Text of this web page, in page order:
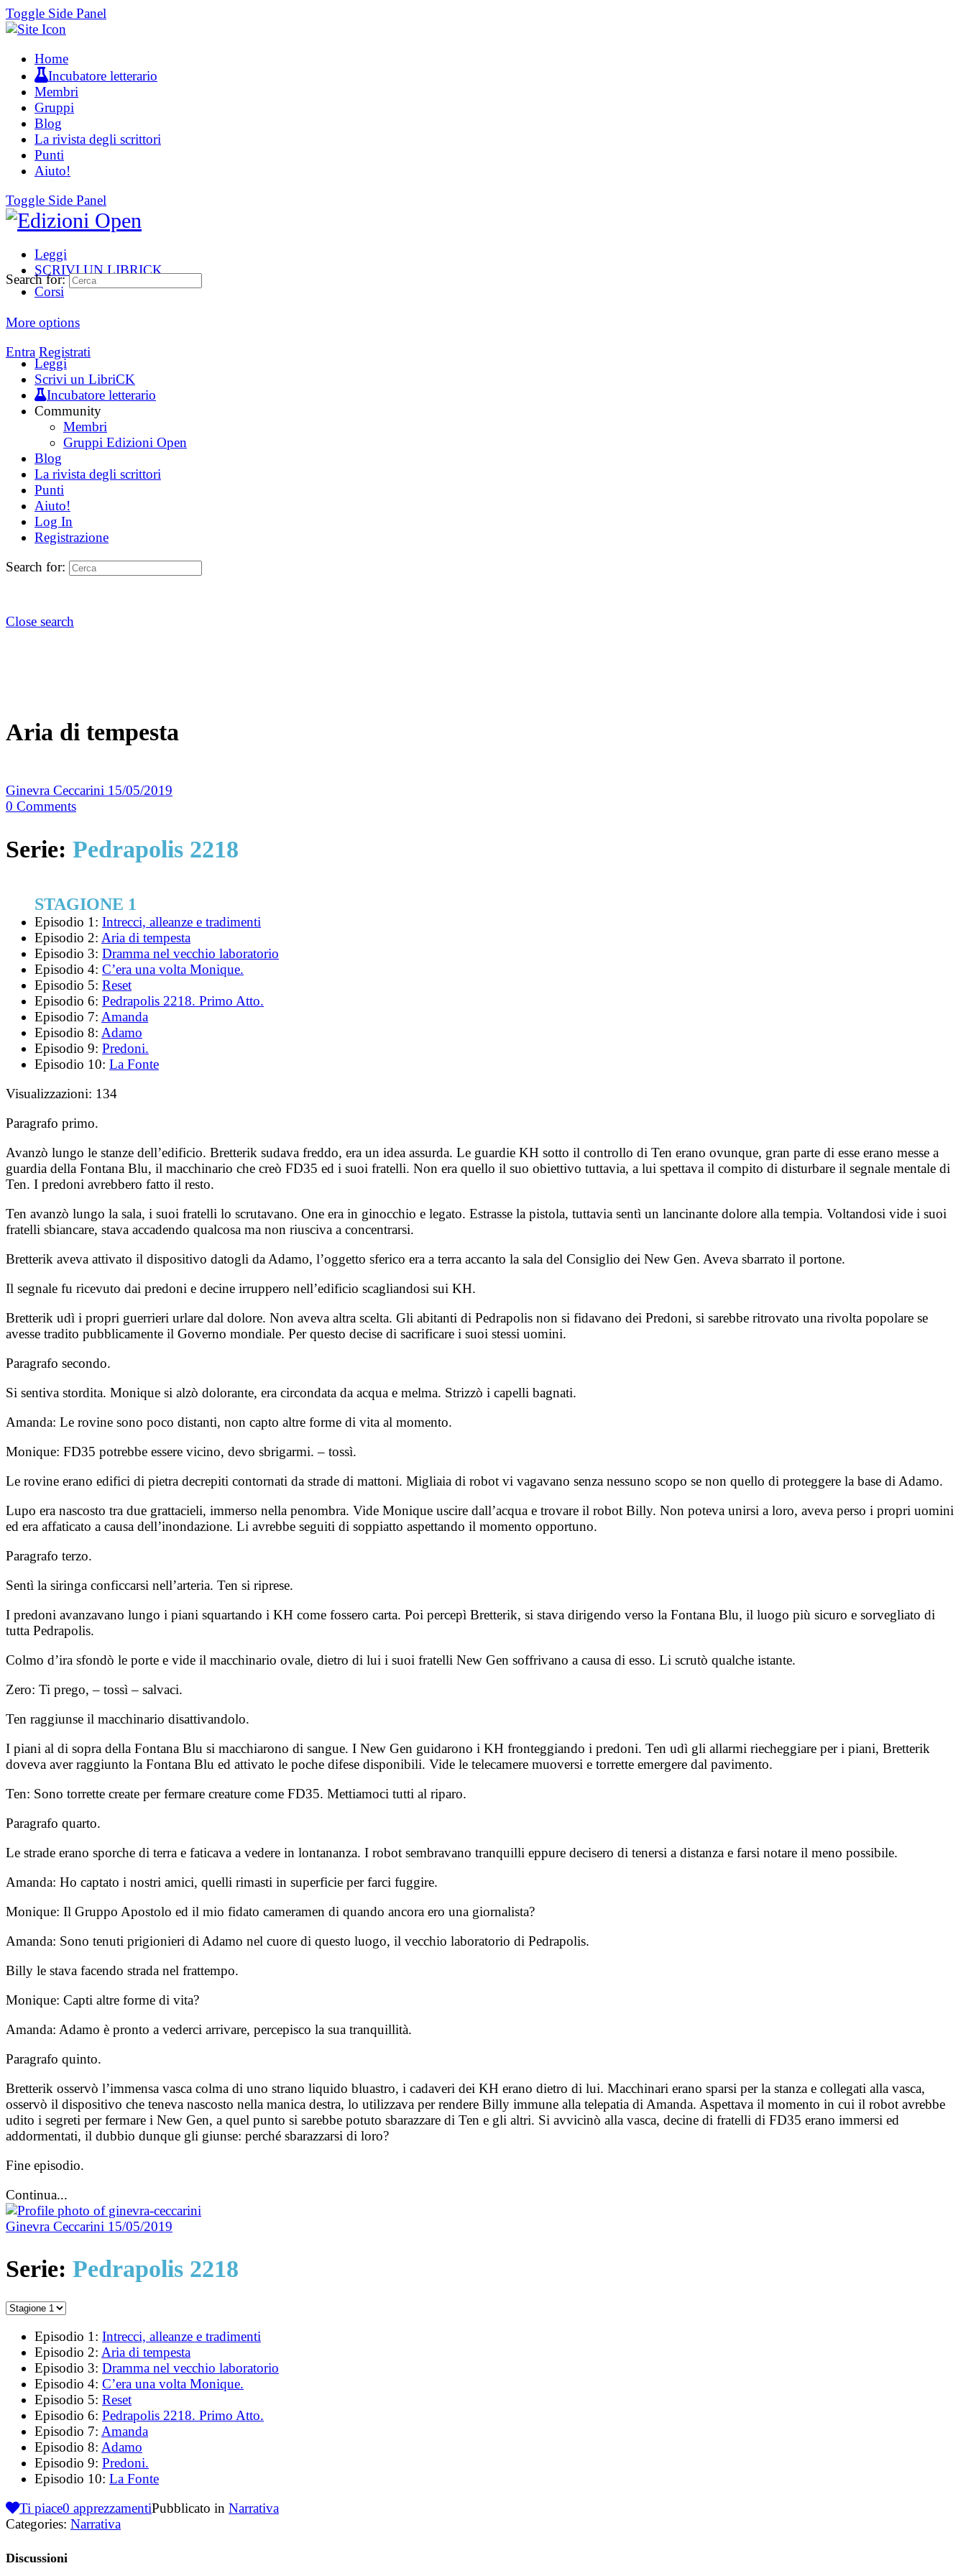
Toggle Side Panel
Home
Incubatore letterario
Membri
Gruppi
Blog
La rivista degli scrittori
Punti
Aiuto!
Toggle Side Panel
Leggi
SCRIVI UN LIBRICK
Corsi
More options
Entra Registrati
Search for:
Leggi
Scrivi un LibriCK
Incubatore letterario
Community
Membri
Gruppi Edizioni Open
Blog
La rivista degli scrittori
Punti
Aiuto!
Log In
Registrazione
Search for:
Close search
Aria di tempesta
Ginevra Ceccarini 15/05/2019
0 Comments
Serie: Pedrapolis 2218
STAGIONE 1
Episodio 1: Intrecci, alleanze e tradimenti
Episodio 2: Aria di tempesta
Episodio 3: Dramma nel vecchio laboratorio
Episodio 4: C’era una volta Monique.
Episodio 5: Reset
Episodio 6: Pedrapolis 2218. Primo Atto.
Episodio 7: Amanda
Episodio 8: Adamo
Episodio 9: Predoni.
Episodio 10: La Fonte
Visualizzazioni: 134
Paragrafo primo.
Avanzò lungo le stanze dell’edificio. Bretterik sudava freddo, era un idea assurda. Le guardie KH sotto il controllo di Ten erano ovunque, gran parte di esse erano messe a
guardia della Fontana Blu, il macchinario che creò FD35 ed i suoi fratelli. Non era quello il suo obiettivo tuttavia, a lui spettava il compito di disturbare il segnale mentale di
Ten. I predoni avrebbero fatto il resto.
Ten avanzò lungo la sala, i suoi fratelli lo scrutavano. One era in ginocchio e legato. Estrasse la pistola, tuttavia sentì un lancinante dolore alla tempia. Voltandosi vide i suoi
fratelli sbiancare, stava accadendo qualcosa ma non riusciva a concentrarsi.
Bretterik aveva attivato il dispositivo datogli da Adamo, l’oggetto sferico era a terra accanto la sala del Consiglio dei New Gen. Aveva sbarrato il portone.
Il segnale fu ricevuto dai predoni e decine irruppero nell’edificio scagliandosi sui KH.
Bretterik udì i propri guerrieri urlare dal dolore. Non aveva altra scelta. Gli abitanti di Pedrapolis non si fidavano dei Predoni, si sarebbe ritrovato una rivolta popolare se
avesse tradito pubblicamente il Governo mondiale. Per questo decise di sacrificare i suoi stessi uomini.
Paragrafo secondo.
Si sentiva stordita. Monique si alzò dolorante, era circondata da acqua e melma. Strizzò i capelli bagnati.
Amanda: Le rovine sono poco distanti, non capto altre forme di vita al momento.
Monique: FD35 potrebbe essere vicino, devo sbrigarmi. – tossì.
Le rovine erano edifici di pietra decrepiti contornati da strade di mattoni. Migliaia di robot vi vagavano senza nessuno scopo se non quello di proteggere la base di Adamo.
Lupo era nascosto tra due grattacieli, immerso nella penombra. Vide Monique uscire dall’acqua e trovare il robot Billy. Non poteva unirsi a loro, aveva perso i propri uomini
ed era affaticato a causa dell’inondazione. Li avrebbe seguiti di soppiatto aspettando il momento opportuno.
Paragrafo terzo.
Sentì la siringa conficcarsi nell’arteria. Ten si riprese.
I predoni avanzavano lungo i piani squartando i KH come fossero carta. Poi percepì Bretterik, si stava dirigendo verso la Fontana Blu, il luogo più sicuro e sorvegliato di
tutta Pedrapolis.
Colmo d’ira sfondò le porte e vide il macchinario ovale, dietro di lui i suoi fratelli New Gen soffrivano a causa di esso. Li scrutò qualche istante.
Zero: Ti prego, – tossì – salvaci.
Ten raggiunse il macchinario disattivandolo.
I piani al di sopra della Fontana Blu si macchiarono di sangue. I New Gen guidarono i KH fronteggiando i predoni. Ten udì gli allarmi riecheggiare per i piani, Bretterik
doveva aver raggiunto la Fontana Blu ed attivato le poche difese disponibili. Vide le telecamere muoversi e torrette emergere dal pavimento.
Ten: Sono torrette create per fermare creature come FD35. Mettiamoci tutti al riparo.
Paragrafo quarto.
Le strade erano sporche di terra e faticava a vedere in lontananza. I robot sembravano tranquilli eppure decisero di tenersi a distanza e farsi notare il meno possibile.
Amanda: Ho captato i nostri amici, quelli rimasti in superficie per farci fuggire.
Monique: Il Gruppo Apostolo ed il mio fidato cameramen di quando ancora ero una giornalista?
Amanda: Sono tenuti prigionieri di Adamo nel cuore di questo luogo, il vecchio laboratorio di Pedrapolis.
Billy le stava facendo strada nel frattempo.
Monique: Capti altre forme di vita?
Amanda: Adamo è pronto a vederci arrivare, percepisco la sua tranquillità.
Paragrafo quinto.
Bretterik osservò l’immensa vasca colma di uno strano liquido bluastro, i cadaveri dei KH erano dietro di lui. Macchinari erano sparsi per la stanza e collegati alla vasca,
osservò il dispositivo che teneva nascosto nella manica destra, lo utilizzava per rendere Billy immune alla telepatia di Amanda. Aspettava il momento in cui il robot avrebbe
udito i segreti per fermare i New Gen, a quel punto si sarebbe potuto sbarazzare di Ten e gli altri. Si avvicinò alla vasca, decine di fratelli di FD35 erano immersi ed
addormentati, il dubbio dunque gli giunse: perché sbarazzarsi di loro?
Fine episodio.
Continua...
Ginevra Ceccarini 15/05/2019
Serie: Pedrapolis 2218
Episodio 1: Intrecci, alleanze e tradimenti
Episodio 2: Aria di tempesta
Episodio 3: Dramma nel vecchio laboratorio
Episodio 4: C’era una volta Monique.
Episodio 5: Reset
Episodio 6: Pedrapolis 2218. Primo Atto.
Episodio 7: Amanda
Episodio 8: Adamo
Episodio 9: Predoni.
Episodio 10: La Fonte
Ti piace0 apprezzamentiPubblicato in Narrativa
Categories: Narrativa
Discussioni